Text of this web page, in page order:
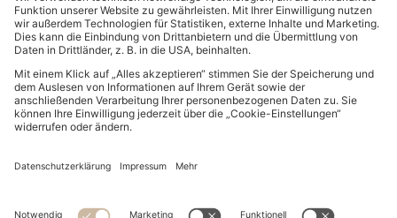
Widerruf erklären FAQ ImpressumDatenschutz
Barrierefreiheitserklärung
Datenschutz HUGO BOSS Newsletter